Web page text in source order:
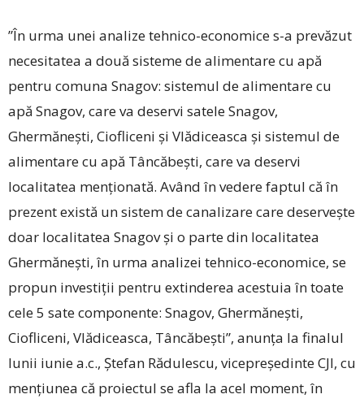
”În urma unei analize tehnico-economice s-a prevăzut
necesitatea a două sisteme de alimentare cu apă
pentru comuna Snagov: sistemul de alimentare cu
apă Snagov, care va deservi satele Snagov,
Ghermănești, Ciofliceni și Vlădiceasca și sistemul de
alimentare cu apă Tâncăbești, care va deservi
localitatea menționată. Având în vedere faptul că în
prezent există un sistem de canalizare care deservește
doar localitatea Snagov și o parte din localitatea
Ghermănești, în urma analizei tehnico-economice, se
propun investiții pentru extinderea acestuia în toate
cele 5 sate componente: Snagov, Ghermănești,
Ciofliceni, Vlădiceasca, Tâncăbești”, anunța la finalul
lunii iunie a.c., Ștefan Rădulescu, vicepreședinte CJI, cu
mențiunea că proiectul se afla la acel moment, în